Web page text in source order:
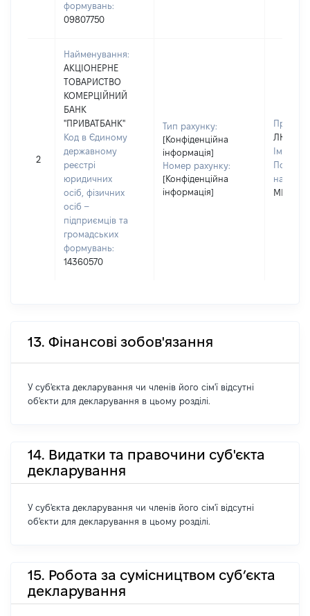
формувань:
09807750
2
Найменування:
АКЦІОНЕРНЕ
ТОВАРИСТВО
КОМЕРЦІЙНИЙ
БАНК
"ПРИВАТБАНК"
Код в Єдиному
державному
реєстрі
юридичних
осіб, фізичних
осіб –
підприємців та
громадських
формувань:
14360570
Тип рахунку:
[Конфіденційна
інформація]
Номер рахунку:
[Конфіденційна
інформація]
Ім'я:
По
13. Фінансові зобов'язання
У суб'єкта декларування чи членів його сім'ї відсутні
об'єкти для декларування в цьому розділі.
14. Видатки та правочини суб'єкта
декларування
У суб'єкта декларування чи членів його сім'ї відсутні
об'єкти для декларування в цьому розділі.
15. Робота за сумісництвом суб’єкта
декларування